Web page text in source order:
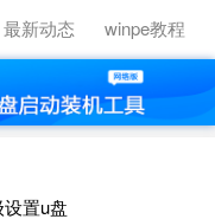
最新动态 winpe教程
置u盘